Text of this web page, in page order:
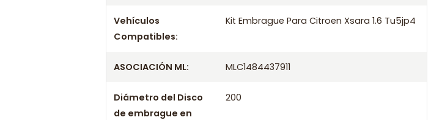
confirmación.
Vehículos
Compatibles:
Kit Embrague Para Citroen Xsara 1.6 Tu5jp4
ASOCIACIÓN ML: MLC1484437911
Diámetro del Disco
de embrague en
200